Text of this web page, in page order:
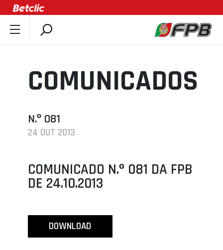
DOCUMENTOS
ÚLTIMAS
ASSOCIAÇÕES
CLUBES
AGENDA
SELEÇÕES
ÁREA TÉCNICA
PROJETOS
COMUNICADOS
N.º 081
24 OUT 2013
COMUNICADO N.º 081 DA FPB
DE 24.10.2013
DOWNLOAD